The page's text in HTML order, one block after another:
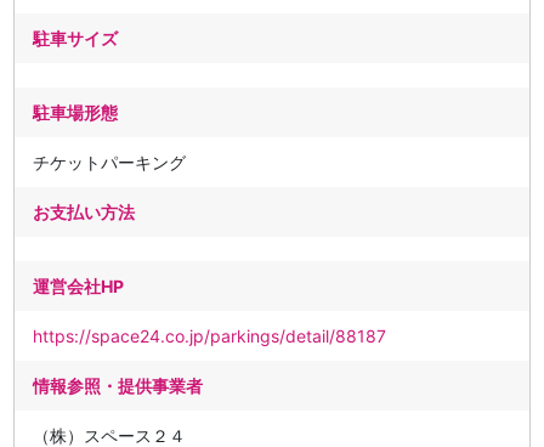
駐車サイズ
駐車場形態
チケットパーキング
お支払い方法
運営会社HP
https://space24.co.jp/parkings/detail/88187
情報参照・提供事業者
（株）スペース２４